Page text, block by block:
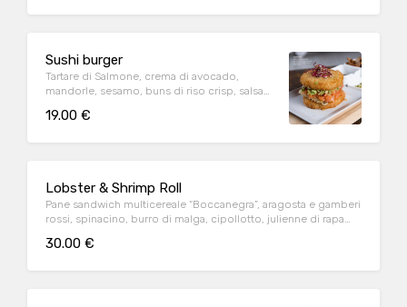
Sushi burger
Tartare di Salmone, crema di avocado,
mandorle, sesamo, buns di riso crisp, salsa
19.00 €
Lobster & Shrimp Roll
Pane sandwich multicereale “Boccanegra”, aragosta e gamberi
rossi, spinacino, burro di malga, cipollotto, julienne di rapa
30.00 €